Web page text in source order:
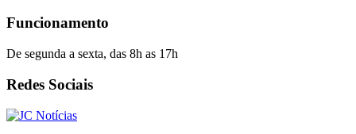
Funcionamento
De segunda a sexta, das 8h as 17h
Redes Sociais